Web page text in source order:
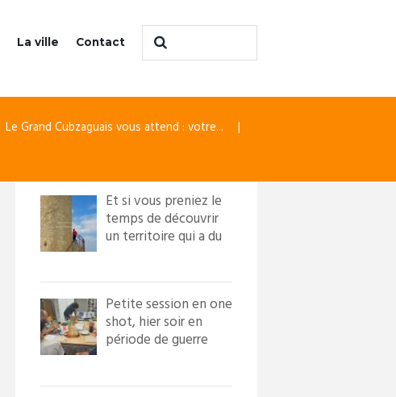
La ville Contact
Le Grand Cubzaguais vous attend : votre...
Et si vous preniez le
temps de découvrir
un territoire qui a du
Petite session en one
shot, hier soir en
période de guerre